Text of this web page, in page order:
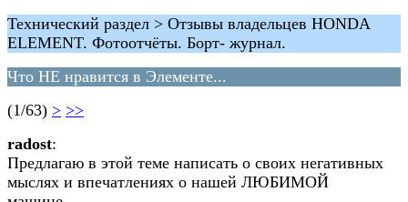
Технический раздел > Отзывы владельцев HONDA
ELEMENT. Фотоотчёты. Борт- журнал.
Что НЕ нравится в Элементе...
(1/63) > >>
radost:
Предлагаю в этой теме написать о своих негативных
мыслях и впечатлениях о нашей ЛЮБИМОЙ